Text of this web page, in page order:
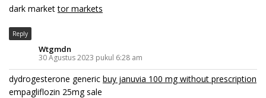
dark markettor markets
Reply
Wtgmdn
30 Agustus 2023 pukul 6:28 am
dydrogesterone generic buy januvia 100 mg without prescription
empagliflozin 25mg sale